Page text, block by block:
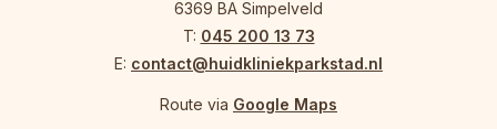
6369 BA Simpelveld
T: 045 200 13 73
E: contact@huidkliniekparkstad.nl
Route via Google Maps